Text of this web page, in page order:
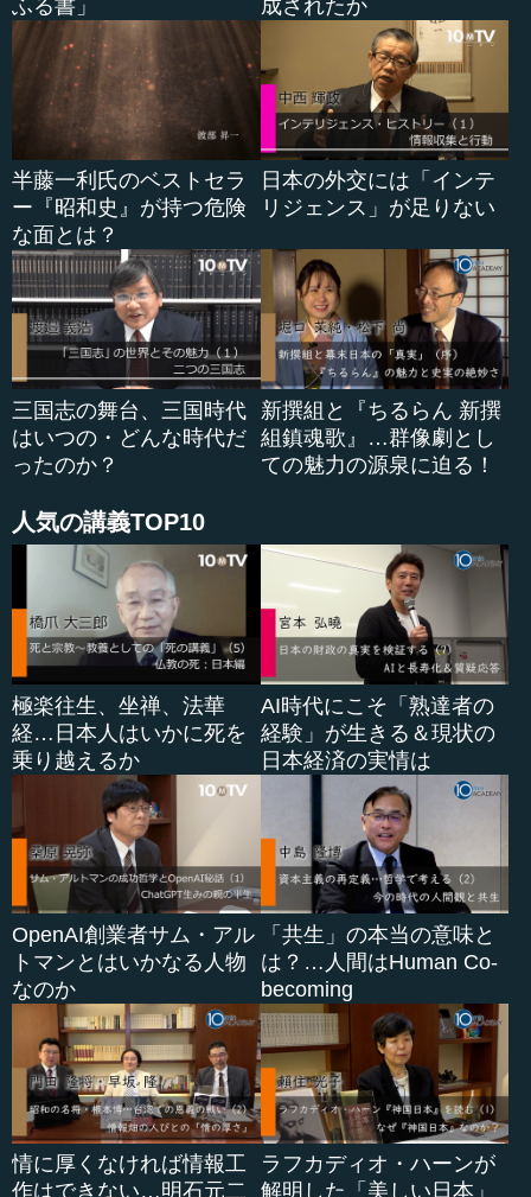
ふる書」 成されたか
半藤一利氏のベストセラ
ー『昭和史』が持つ危険
な面とは？
日本の外交には「インテ
リジェンス」が足りない
三国志の舞台、三国時代
はいつの・どんな時代だ
ったのか？
新撰組と『ちるらん 新撰
組鎮魂歌』…群像劇とし
ての魅力の源泉に迫る！
人気の講義TOP10
極楽往生、坐禅、法華
経…日本人はいかに死を
乗り越えるか
AI時代にこそ「熟達者の
経験」が生きる＆現状の
日本経済の実情は
OpenAI創業者サム・アル
トマンとはいかなる人物
なのか
「共生」の本当の意味と
は？…人間はHuman Co-
becoming
情に厚くなければ情報工
作はできない…明石元二
ラフカディオ・ハーンが
解明した「美しい日本」